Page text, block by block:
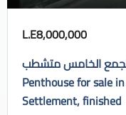
L.E8,000,000
الخامس متشطب
Penthouse for sale
Settlement, finished